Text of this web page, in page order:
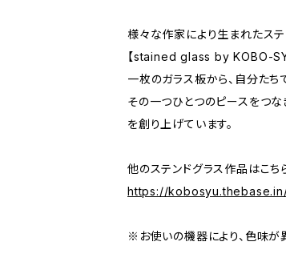
様々な作家により生まれたス
【stained glass by KOBO-
一枚のガラス板から、自分たち
その一つひとつのピースをつ
を創り上げています。
他のステンドグラス作品はこち
https://
※お使いの機器により、色味が